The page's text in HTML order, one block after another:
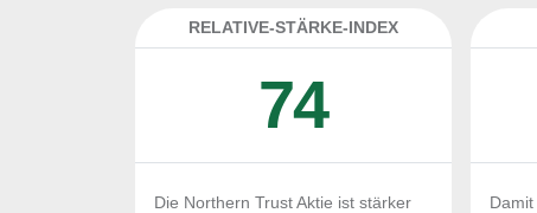
RELATIVE-STÄRKE-INDEX
74
Die Northern Trust Aktie ist stärker